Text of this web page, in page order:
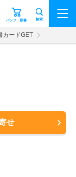
パンフ・願書 検索
カードGET
せ